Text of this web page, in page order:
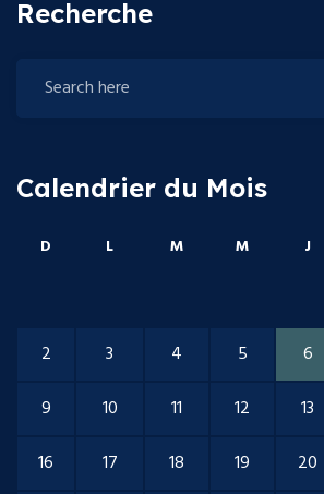
Recherche
Calendrier du Mois
D L M M J
2
3 4 5 6
9
10 11 12 13
16
17 18 19 20